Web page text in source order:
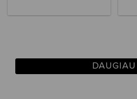
DAUGIAU